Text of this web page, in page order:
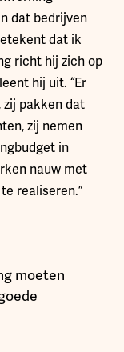
dat bedrijven
dat ik
richt hij zich op
hij uit. “Er
zij pakken dat
zij nemen
in
nauw met
realiseren.”
moeten